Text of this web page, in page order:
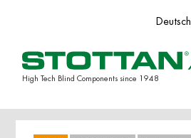
Deutsch
High Tech Blind Components since 1948